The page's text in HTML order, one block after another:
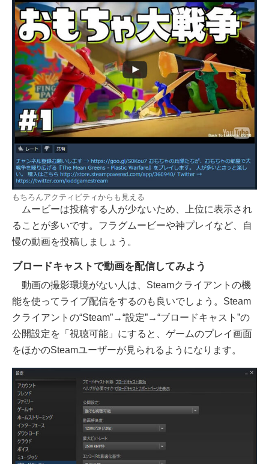
もちろんアクティビティからも見える
ムービーは投稿する人が少ないため、上位に表示され
ることが多いです。フラグムービーや神プレイなど、自
慢の動画を投稿しましょう。
ブロードキャストで動画を配信してみよう
動画の撮影環境がない人は、Steamクライアントの機
能を使ってライブ配信をするのも良いでしょう。Steam
クライアントの“Steam”→“設定”→“ブロードキャスト”の
公開設定を「視聴可能」にすると、ゲームのプレイ画面
をほかのSteamユーザーが見られるようになります。